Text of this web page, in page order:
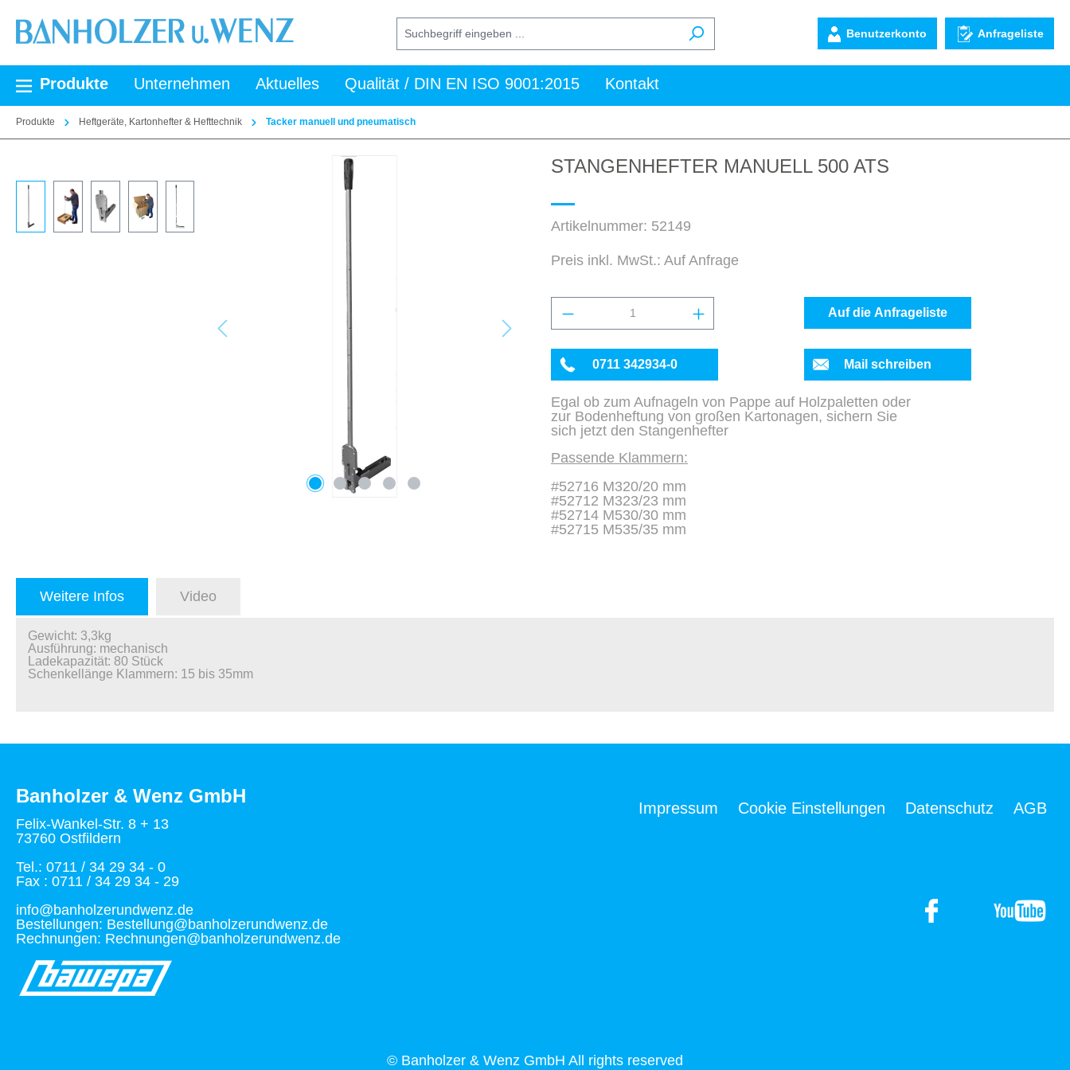
Zur Hauptnavigation springen
Benutzerkonto Anfrageliste
Produkte Unternehmen Aktuelles Qualität / DIN EN ISO 9001:2015 Kontakt
Produkte Heftgeräte, Kartonhefter & Hefttechnik Tacker manuell und pneumatisch
STANGENHEFTER MANUELL 500 ATS
Artikelnummer: 52149
Preis inkl. MwSt.: Auf Anfrage
Produkt Anzahl: Gib den gewünschten Wert ein oder
Auf die Anfrageliste
0711 342934-0 Mail schreiben
Egal ob zum Aufnageln von Pappe auf Holzpaletten oder
zur Bodenheftung von großen Kartonagen, sichern Sie
sich jetzt den Stangenhefter
Passende Klammern:
#52716 M320/20 mm
#52712 M323/23 mm
#52714 M530/30 mm
#52715 M535/35 mm
Weitere Infos Video
Gewicht: 3,3kg
Ausführung: mechanisch
Ladekapazität: 80 Stück
Schenkellänge Klammern: 15 bis 35mm
Banholzer & Wenz GmbH
Felix-Wankel-Str. 8 + 13
73760 Ostfildern
Tel.: 0711 / 34 29 34 - 0
Fax : 0711 / 34 29 34 - 29
info@banholzerundwenz.de
Bestellungen: Bestellung@banholzerundwenz.de
Rechnungen: Rechnungen@banholzerundwenz.de
Impressum Cookie Einstellungen Datenschutz AGB
© Banholzer & Wenz GmbH All rights reserved